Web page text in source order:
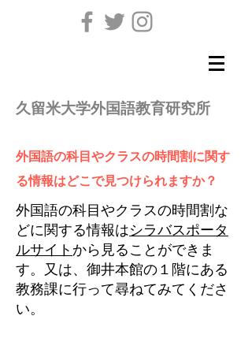
久留米大学外国語教育研究所
外国語の科目やクラスの時間割に関す
る情報はどこで見つけられますか？
外国語の科目やクラスの時間割な
どに関する情報はシラバスポータ
ルサイトから見ることができま
す。又は、御井本館の１階にある
教務課に行って尋ねてみてくださ
い。